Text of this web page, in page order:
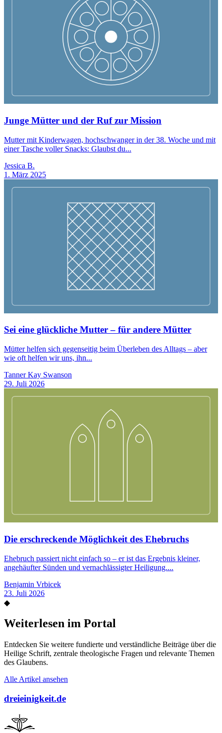
Junge Mütter und der Ruf zur Mission
Mutter mit Kinderwagen, hochschwanger in der 38. Woche und mit
einer Tasche voller Snacks: Glaubst du...
Jessica B.
1. März 2025
Sei eine glückliche Mutter – für andere Mütter
Mütter helfen sich gegenseitig beim Überleben des Alltags – aber
wie oft helfen wir uns, ihn...
Tanner Kay Swanson
29. Juli 2026
Die erschreckende Möglichkeit des Ehebruchs
Ehebruch passiert nicht einfach so – er ist das Ergebnis kleiner,
angehäufter Sünden und vernachlässigter Heiligung....
Benjamin Vrbicek
23. Juli 2026
◆
Weiterlesen im Portal
Entdecken Sie weitere fundierte und verständliche Beiträge über die
Heilige Schrift, zentrale theologische Fragen und relevante Themen
des Glaubens.
Alle Artikel ansehen
dreieinigkeit.de